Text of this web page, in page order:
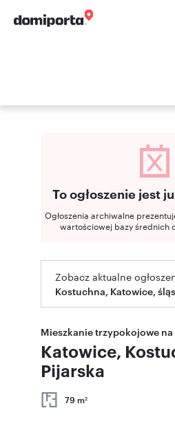
To ogłoszenie jest
Ogłoszenia archiwalne
wartościowej bazy średnich
Zobacz aktualne
Kostuchna, Katowice,
Mieszkanie trzypokojowe na
Katowice,
Pijarska
79 m2